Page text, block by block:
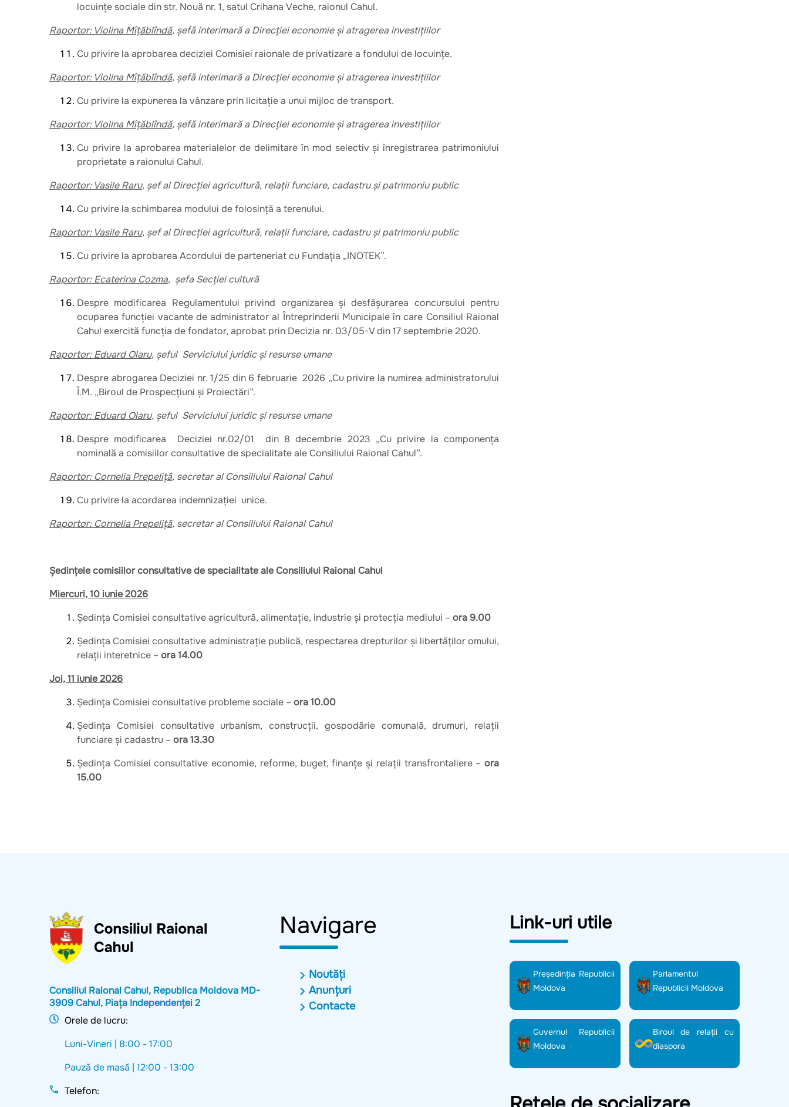
lосuințе sociale din str. Nоuă nr. 1, satul Сrihаnа Vесhе, rаiоnul Саhul.
Raportor: Violina Mîțăblîndă, șefă interimară a Direcției economie și atragerea investițiilor
Cu privire la aprobarea deciziei Comisiei raionale de privatizare a fondului de locuințe.
Raportor: Violina Mîțăblîndă, șefă interimară a Direcției economie și atragerea investițiilor
Cu privire la expunerea la vânzare prin licitație a unui mijloc de transport.
Raportor: Violina Mîțăblîndă, șefă interimară a Direcției economie și atragerea investițiilor
Cu privire la aprobarea materialelor de delimitare în mod selectiv și înregistrarea patrimoniului
proprietate a raionului Cahul.
Raportor: Vasile Raru, șef al Direcției agricultură, relații funciare, cadastru și patrimoniu public
Cu privire la schimbarea modului de folosință a terenului.
Raportor: Vasile Raru, șef al Direcției agricultură, relații funciare, cadastru și patrimoniu public
Cu privire la aprobarea Acordului de parteneriat cu Fundația „INOTEK”.
Raportor: Ecaterina Cozma, șefa Secției cultură
Despre modificarea Regulamentului privind organizarea și desfășurarea concursului pentru
ocuparea funcției vacante de administrator al Întreprinderii Municipale în care Consiliul Raional
Cahul exercită funcția de fondator, aprobat prin Decizia nr. 03/05-V din 17 septembrie 2020.
Raportor: Eduard Olaru, șeful Serviciului juridic și resurse umane
Despre abrogarea Deciziei nr. 1/25 din 6 februarie 2026 „Cu privire la numirea administratorului
Î.M. „Biroul de Prospecțiuni și Proiectări”.
Raportor: Eduard Olaru, șeful Serviciului juridic și resurse umane
Despre modificarea Deciziei nr.02/01 din 8 decembrie 2023 „Cu privire la componența
nominală a comisiilor consultative de specialitate ale Consiliului Raional Cahul”.
Raportor: Cornelia Prepeliță, secretar al Consiliului Raional Cahul
Cu privire la acordarea indemnizaţiei unice.
Raportor: Cornelia Prepeliță, secretar al Consiliului Raional Cahul
Ședinţele comisiilor consultative de specialitate ale Consiliului Raional Cahul
Miercuri, 10 iunie 2026
Şedinţa Comisiei consultative agricultură, alimentaţie, industrie şi protecţia mediului – ora 9.00
Şedinţa Comisiei consultative administraţie publică, respectarea drepturilor şi libertăţilor omului,
relaţii interetnice – ora 14.00
Joi, 11 iunie 2026
Şedinţa Comisiei consultative probleme sociale – ora 10.00
Şedinţa Comisiei consultative urbanism, construcţii, gospodărie comunală, drumuri, relaţii
funciare şi cadastru – ora 13.30
Şedinţa Comisiei consultative economie, reforme, buget, finanţe şi relaţii transfrontaliere – ora
15.00
Consiliul Raional Cahul, Republica Moldova MD-
3909 Cahul, Piața Independenței 2
Orele de lucru:
Luni-Vineri | 8:00 - 17:00
Pauză de masă | 12:00 - 13:00
Telefon:
Navigare
Noutăți
Anunțuri
Contacte
Link-uri utile
Preşedinţia Republicii
Moldova
Parlamentul
Republicii Moldova
Guvernul Republicii
Moldova
Biroul de relații cu
diaspora